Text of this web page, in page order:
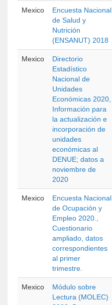
Mexico
Encuesta Nacional
de Salud y
Nutrición
(ENSANUT) 2018
Mexico
Directorio
Estadístico
Nacional de
Unidades
Económicas 2020,
Información para
la actualización e
incorporación de
unidades
económicas al
DENUE; datos a
noviembre de
2020
Mexico
Encuesta Nacional
de Ocupación y
Empleo 2020.,
Cuestionario
ampliado, datos
correspondientes
al primer
trimestre.
Mexico
Módulo sobre
Lectura (MOLEC)